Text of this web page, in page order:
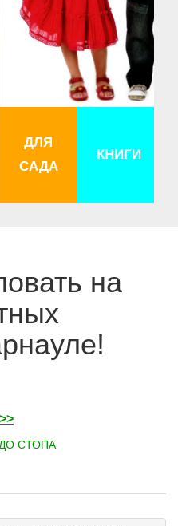
ДЛЯ
САДА
КНИГИ
на
СТОПА